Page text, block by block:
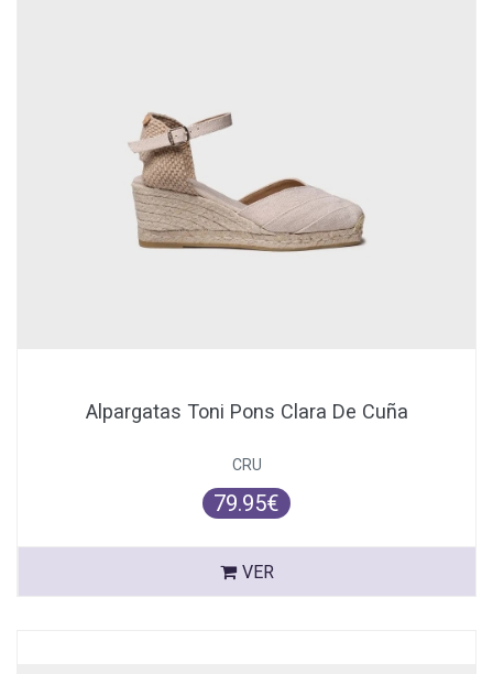
Alpargatas Toni Pons Clara De Cuña
CRU
79.95€
VER